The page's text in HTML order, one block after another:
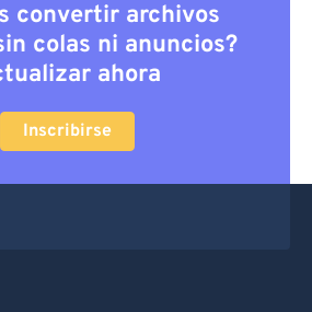
convertir archivos
colas ni anuncios?
ahora
Inscribirse